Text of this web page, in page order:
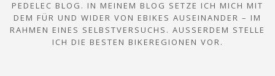
PEDELEC BLOG. IN MEINEM BLOG SETZE ICH MICH MIT
DEM FÜR UND WIDER VON EBIKES AUSEINANDER – IM
RAHMEN EINES SELBSTVERSUCHS. AUSSERDEM STELLE I
CH DIE BESTEN BIKEREGIONEN VOR.